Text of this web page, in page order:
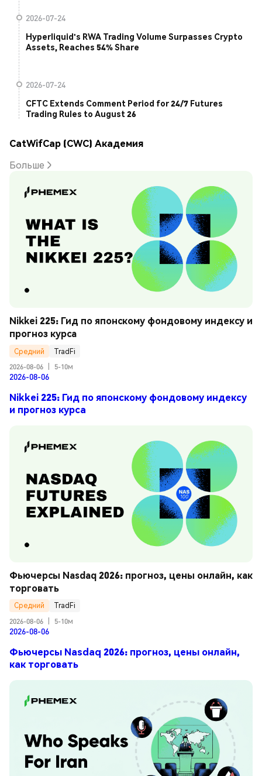
2026-07-24
Hyperliquid's RWA Trading Volume Surpasses Crypto
Assets, Reaches 54% Share
2026-07-24
CFTC Extends Comment Period for 24/7 Futures
Trading Rules to August 26
CatWifCap (CWC) Академия
Больше
Nikkei 225: Гид по японскому фондовому индексу и
прогноз курса
Средний
TradFi
2026-08-06
5-10м
2026-08-06
Nikkei 225: Гид по японскому фондовому индексу
и прогноз курса
Фьючерсы Nasdaq 2026: прогноз, цены онлайн, как
торговать
Средний
TradFi
2026-08-06
5-10м
2026-08-06
Фьючерсы Nasdaq 2026: прогноз, цены онлайн,
как торговать